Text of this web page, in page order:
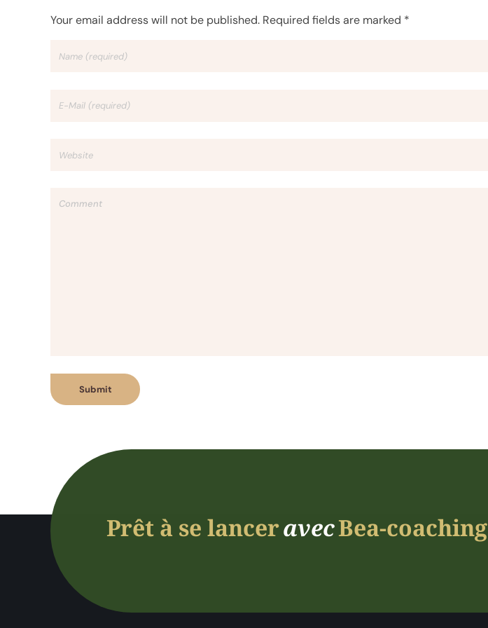
Your email address will not be published. Required fields are marked *
Prêt à se lanceravecBea-coaching